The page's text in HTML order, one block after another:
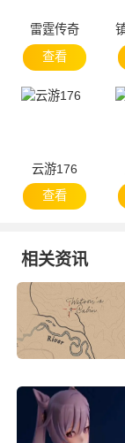
雷霆传奇
查看
云游176
查看
相关资讯